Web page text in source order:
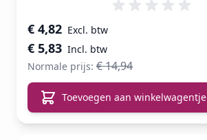
Speciale prijs
€ 5,83
€ 4,82
Normale prijs: € 14,94
Toevoegen aan winkelwagentje